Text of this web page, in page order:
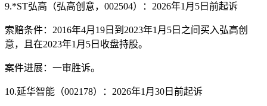
9.*ST弘高（弘高创意，002504）：2026年1月5日前起诉
索赔条件：2016年4月19日到2023年1月5日之间买入弘高创
意，且在2023年1月5日收盘持股。
案件进展：一审胜诉。
10.延华智能（002178）：2026年1月30日前起诉